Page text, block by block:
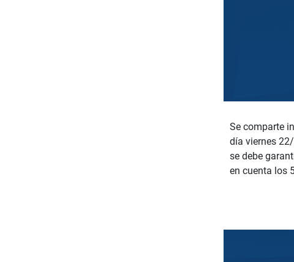
Se comparte
día viernes
se debe
en cuenta los